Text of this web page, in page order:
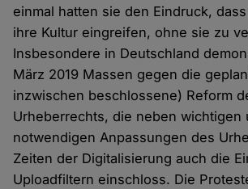
einmal hatten sie den Eindruck,
ihre Kultur eingreifen, ohne sie zu
Insbesondere in Deutschland
März 2019 Massen gegen die
inzwischen beschlossene) Reform
Urheberrechts, die neben wichtigen
notwendigen Anpassungen des
Zeiten der Digitalisierung auch die
Uploadfiltern einschloss. Die